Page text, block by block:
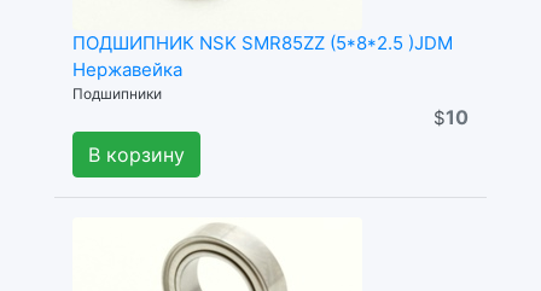
ПОДШИПНИК NSK SMR85ZZ (5*8*2.5 )JDM
Нержавейка
Подшипники
$10
В корзину